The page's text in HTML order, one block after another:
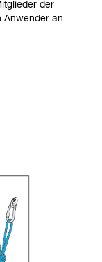
der
Anwender an